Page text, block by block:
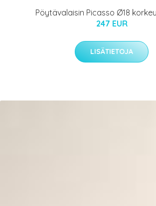
Pöytävalaisin Picasso Ø18
247 EUR
LISÄTIETOJA